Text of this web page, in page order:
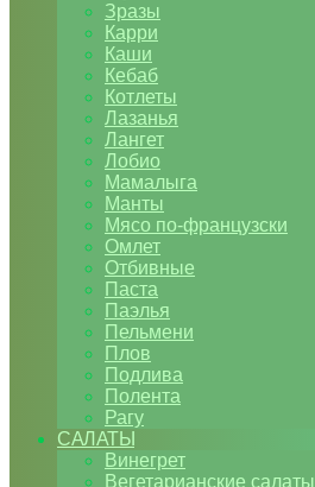
Зразы
Карри
Каши
Кебаб
Котлеты
Лазанья
Лангет
Лобио
Мамалыга
Манты
Мясо по-французски
Омлет
Отбивные
Паста
Паэлья
Пельмени
Плов
Подлива
Полента
Рагу
САЛАТЫ
Винегрет
Вегетарианские салаты